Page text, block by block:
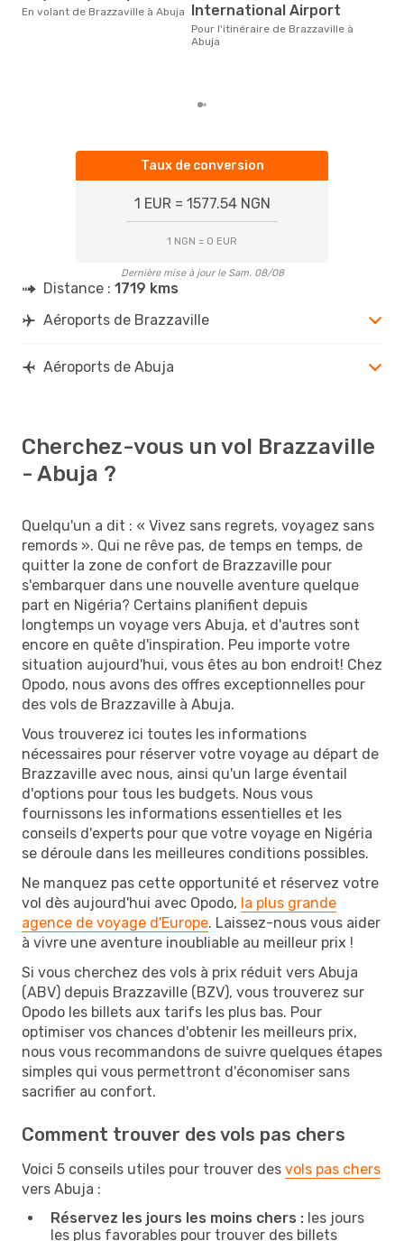
En volant de Brazzaville à Abuja
International Airport
Pour l'itinéraire de Brazzaville à
Abuja
Taux de conversion
1 EUR = 1577.54 NGN
1 NGN = 0 EUR
Dernière mise à jour le Sam. 08/08
Distance : 1719 kms
Aéroports de Brazzaville
Aéroports de Abuja
Cherchez-vous un vol Brazzaville
- Abuja ?
Quelqu'un a dit : « Vivez sans regrets, voyagez sans
remords ». Qui ne rêve pas, de temps en temps, de
quitter la zone de confort de Brazzaville pour
s'embarquer dans une nouvelle aventure quelque
part en Nigéria? Certains planifient depuis
longtemps un voyage vers Abuja, et d'autres sont
encore en quête d'inspiration. Peu importe votre
situation aujourd'hui, vous êtes au bon endroit! Chez
Opodo, nous avons des offres exceptionnelles pour
des vols de Brazzaville à Abuja.
Vous trouverez ici toutes les informations
nécessaires pour réserver votre voyage au départ de
Brazzaville avec nous, ainsi qu'un large éventail
d'options pour tous les budgets. Nous vous
fournissons les informations essentielles et les
conseils d'experts pour que votre voyage en Nigéria
se déroule dans les meilleures conditions possibles.
Ne manquez pas cette opportunité et réservez votre
vol dès aujourd'hui avec Opodo, la plus grande
agence de voyage d'Europe. Laissez-nous vous aider
à vivre une aventure inoubliable au meilleur prix !
Si vous cherchez des vols à prix réduit vers Abuja
(ABV) depuis Brazzaville (BZV), vous trouverez sur
Opodo les billets aux tarifs les plus bas. Pour
optimiser vos chances d'obtenir les meilleurs prix,
nous vous recommandons de suivre quelques étapes
simples qui vous permettront d'économiser sans
sacrifier au confort.
Comment trouver des vols pas chers
Voici 5 conseils utiles pour trouver des vols pas chers
vers Abuja :
Réservez les jours les moins chers : les jours
les plus favorables pour trouver des billets